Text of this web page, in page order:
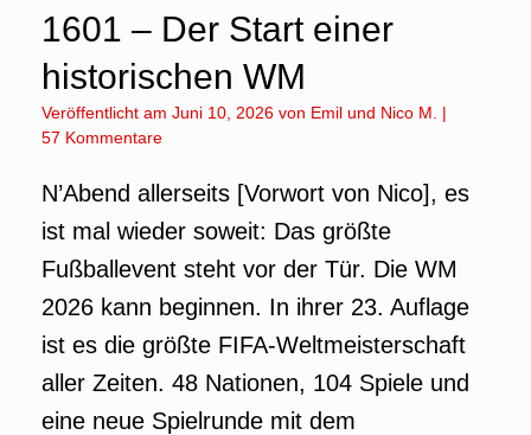
1601 – Der Start einer
historischen WM
Veröffentlicht am Juni 10, 2026 von Emil und Nico M.
|
57 Kommentare
N’Abend allerseits [Vorwort von Nico], es
ist mal wieder soweit: Das größte
Fußballevent steht vor der Tür. Die WM
2026 kann beginnen. In ihrer 23. Auflage
ist es die größte FIFA-Weltmeisterschaft
aller Zeiten. 48 Nationen, 104 Spiele und
eine neue Spielrunde mit dem